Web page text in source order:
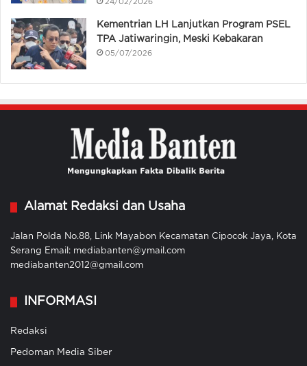
24/02/2026
Kementrian LH Lanjutkan Program PSEL
TPA Jatiwaringin, Meski Kebakaran
05/07/2026
Alamat Redaksi dan Usaha
Jalan Polda No.88, Link Mayabon Kecamatan Cipocok Jaya, Kota
Serang Email: mediabanten@ymail.com
mediabanten2012@gmail.com
INFORMASI
Redaksi
Pedoman Media Siber